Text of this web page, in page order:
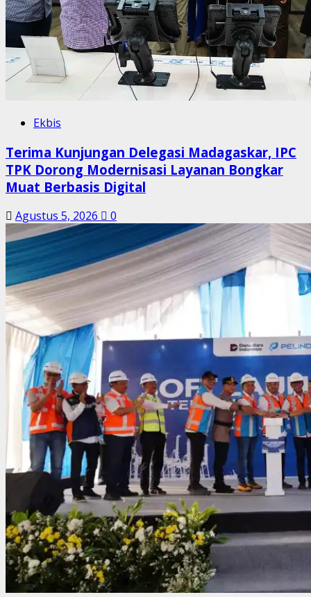
Ekbis
Terima Kunjungan Delegasi Madagaskar, IPC
TPK Dorong Modernisasi Layanan Bongkar
Muat Berbasis Digital
Agustus 5, 2026 0